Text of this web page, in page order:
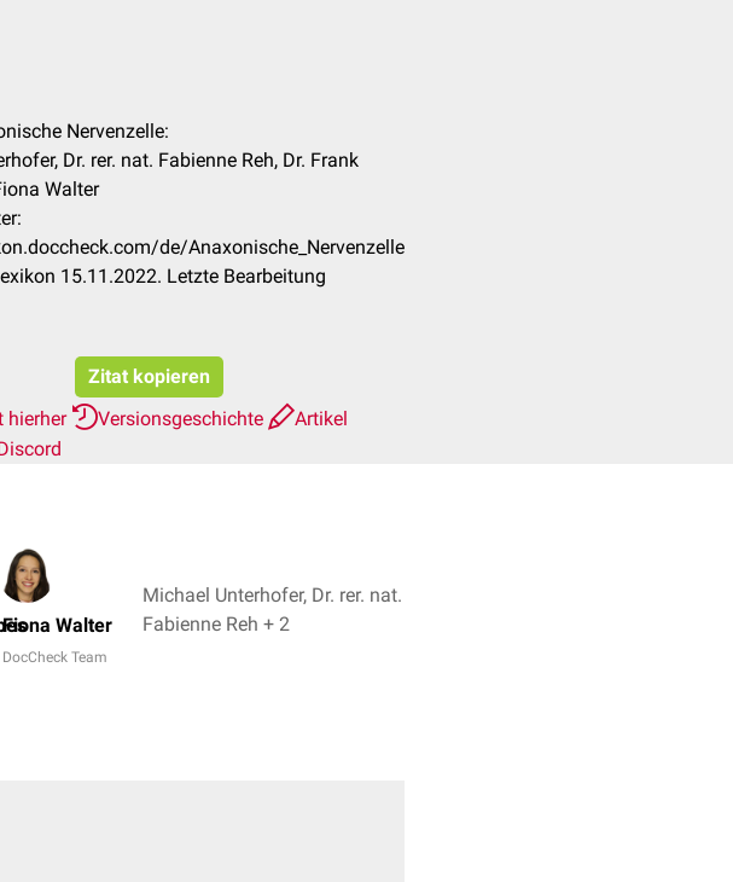
Nervenzelle:
Dr. rer. nat. Fabienne Reh, Dr. Frank
Walter
de/Anaxonische_Nervenzelle
15.11.2022. Letzte Bearbeitung
Zitat kopieren
hierher
Versionsgeschichte
Artikel
Fiona Walter
DocCheck Team
Michael Unterhofer, Dr. rer. nat.
Fabienne Reh + 2